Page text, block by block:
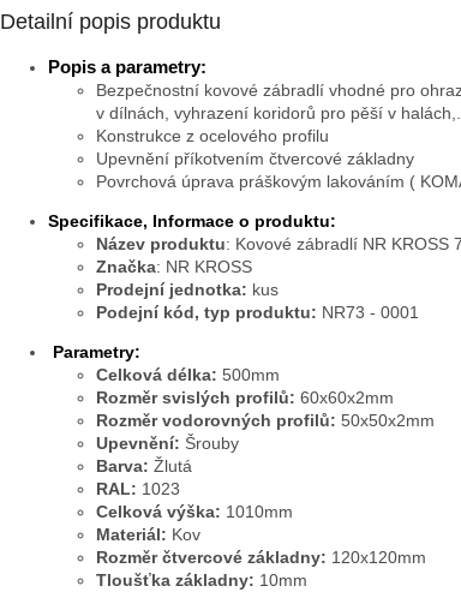
Detailní popis produktu
Popis a parametry:
Bezpečnostní kovové zábradlí vhodné pro
v dílnách, vyhrazení koridorů pro pěší v halách,...
Konstrukce z ocelového profilu
Upevnění příkotvením čtvercové základny
Povrchová úprava práškovým lakováním (
Specifikace, Informace o produktu:
Název produktu: Kovové zábradlí NR KROSS
Značka: NR KROSS
Prodejní jednotka: kus
Podejní kód, typ produktu: NR73 - 0001
Parametry:
Celková délka: 500mm
Rozměr svislých profilů: 60x60x2mm
Rozměr vodorovných profilů: 50x50x2mm
Upevnění: Šrouby
Barva: Žlutá
RAL: 1023
Celková výška: 1010mm
Materiál: Kov
Rozměr čtvercové základny: 120x120mm
Tloušťka základny: 10mm